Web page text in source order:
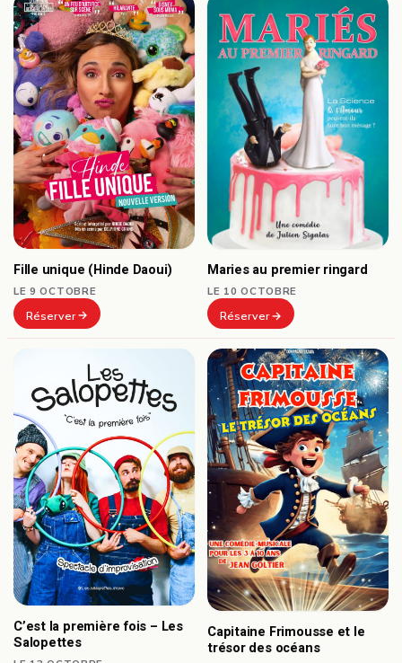
Fille unique (Hinde Daoui)
LE 9 OCTOBRE
Réserver
Maries au premier ringard
LE 10 OCTOBRE
Réserver
C’est la première fois – Les
Salopettes
Capitaine Frimousse et le
trésor des océans